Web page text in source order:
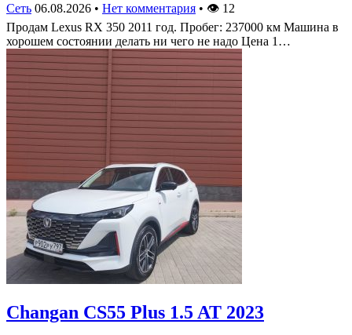
Сеть 06.08.2026 • Нет комментария • 👁 12
Продам Lexus RX 350 2011 год. Пробег: 237000 км Машина в
хорошем состоянии делать ни чего не надо Цена 1…
Changan CS55 Plus 1.5 AT 2023